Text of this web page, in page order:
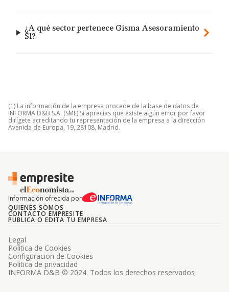
¿A qué sector pertenece Gisma Asesoramiento
Sl?
(1) La información de la empresa procede de la base de datos de
INFORMA D&B S.A. (SME) Si aprecias que existe algún error por favor
dirígete acreditando tu representación de la empresa a la dirección
Avenida de Europa, 19, 28108, Madrid.
Información ofrecida por
QUIENES SOMOS
CONTACTO EMPRESITE
PUBLICA O EDITA TU EMPRESA
INFORMA D&B © 2024. Todos los derechos reservados
Legal
Politica de Cookies
Configuracion de Cookies
Politica de privacidad